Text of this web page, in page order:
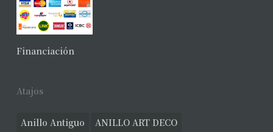
No hay productos en el carrito.
Financiación
Atajos
Anillo Antiguo
ANILLO ART DECO